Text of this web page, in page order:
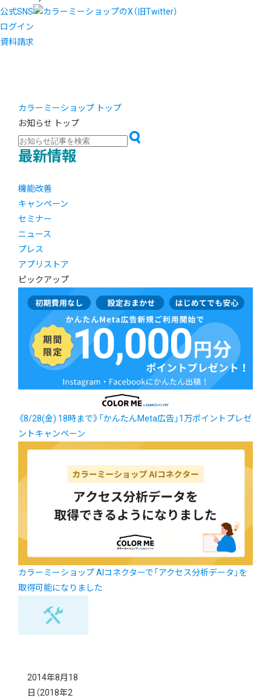
公式SNS
ログイン
資料請求
カラーミーショップ トップ
お知らせ トップ
最新情報
機能改善
キャンペーン
セミナー
ニュース
プレス
アプリストア
ピックアップ
《8/28(金) 18時まで》「かんたんMeta広告」1万ポイントプレゼ
ントキャンペーン
カラーミーショップ AIコネクターで「アクセス分析データ」を
取得可能になりました
2014年8月18
日 （2018年2